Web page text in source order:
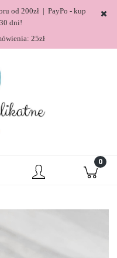
od 200zł | PayPo - kup
dni!
25zł